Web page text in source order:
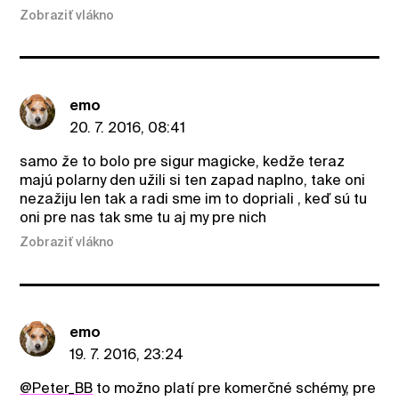
Zobraziť vlákno
emo
20. 7. 2016, 08:41
samo že to bolo pre sigur magicke, kedže teraz
majú polarny den užili si ten zapad naplno, take oni
nezažiju len tak a radi sme im to dopriali , keď sú tu
oni pre nas tak sme tu aj my pre nich
Zobraziť vlákno
emo
19. 7. 2016, 23:24
@Peter_BB to možno platí pre komerčné schémy, pre